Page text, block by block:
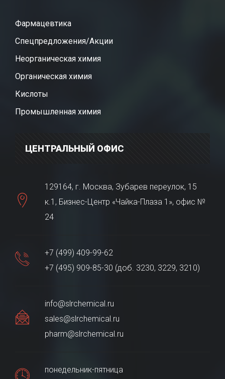
Фармацевтика
Спецпредложения/Акции
Неорганическая химия
Органическая химия
Кислоты
Промышленная химия
ЦЕНТРАЛЬНЫЙ ОФИС
129164, г. Москва, Зубарев переулок, 15
к.1, Бизнес-Центр «Чайка-Плаза 1», офис №
24
+7 (499) 409-99-62
+7 (495) 909-85-30 (доб. 3230, 3229, 3210)
info@slrchemical.ru
sales@slrchemical.ru
pharm@slrchemical.ru
понедельник-пятница